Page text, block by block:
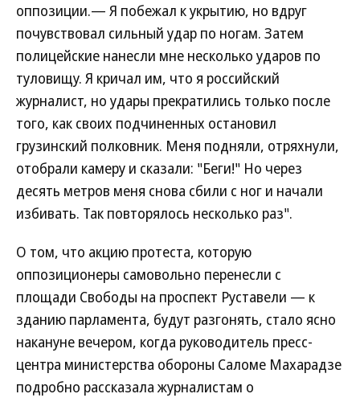
оппозиции.— Я побежал к укрытию, но вдруг
почувствовал сильный удар по ногам. Затем
полицейские нанесли мне несколько ударов по
туловищу. Я кричал им, что я российский
журналист, но удары прекратились только после
того, как своих подчиненных остановил
грузинский полковник. Меня подняли, отряхнули,
отобрали камеру и сказали: "Беги!" Но через
десять метров меня снова сбили с ног и начали
избивать. Так повторялось несколько раз".
О том, что акцию протеста, которую
оппозиционеры самовольно перенесли с
площади Свободы на проспект Руставели — к
зданию парламента, будут разгонять, стало ясно
накануне вечером, когда руководитель пресс-
центра министерства обороны Саломе Махарадзе
подробно рассказала журналистам о